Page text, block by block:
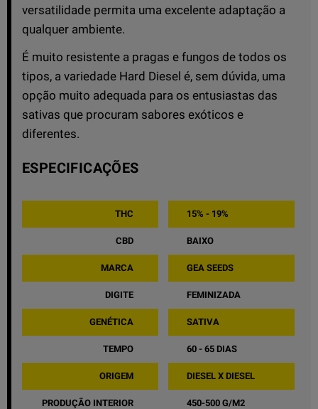
versatilidade permita uma excelente adaptação a
qualquer ambiente.
É muito resistente a pragas e fungos de todos os
tipos, a variedade Hard Diesel é, sem dúvida, uma
opção muito adequada para os entusiastas das
sativas que procuram sabores exóticos e
diferentes.
ESPECIFICAÇÕES
THC 15% - 19%
CBD BAIXO
MARCA GEA SEEDS
DIGITE FEMINIZADA
GENÉTICA SATIVA
TEMPO 60 - 65 DIAS
ORIGEM DIESEL X DIESEL
PRODUÇÃO INTERIOR 450-500 G/M2